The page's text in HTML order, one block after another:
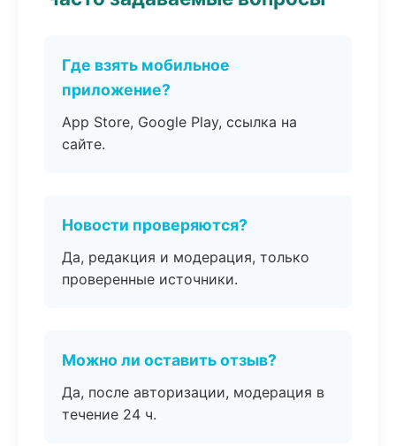
Где взять мобильное
приложение?
App Store, Google Play, ссылка на
сайте.
Новости проверяются?
Да, редакция и модерация, только
проверенные источники.
Можно ли оставить отзыв?
Да, после авторизации, модерация в
течение 24 ч.